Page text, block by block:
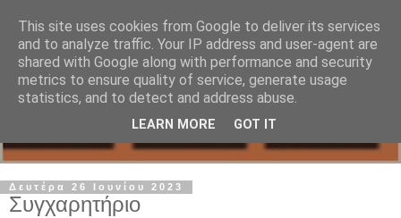
Δευτέρα 26 Ιουνίου 2023
Συγχαρητήριο
This site uses cookies from Google to deliver its services
and to analyze traffic. Your IP address and user-agent are
shared with Google along with performance and security
metrics to ensure quality of service, generate usage
statistics, and to detect and address abuse.
LEARN MORE GOT IT